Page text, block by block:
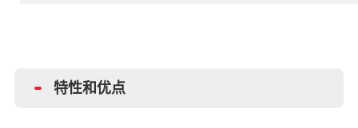
特性和优点